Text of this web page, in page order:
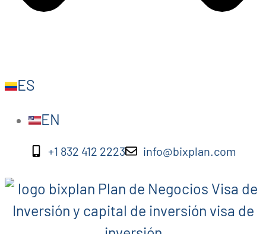
ES
EN
+1 832 412 2223 info@bixplan.com